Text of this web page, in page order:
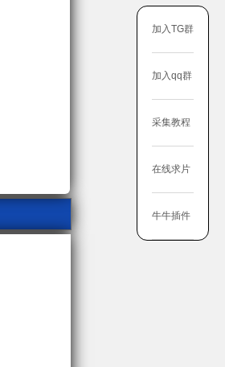
加入TG群
加入qq群
采集教程
在线求片
牛牛插件